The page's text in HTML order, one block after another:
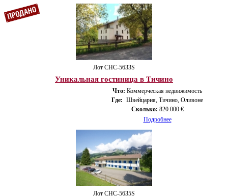
Лот CHС-5633S
Уникальная гостиница в Тичино
Что: Коммерческая недвижимость
Где: Швейцария, Тичино, Оливоне
Сколько: 820.000 €
Подробнее
Лот CHС-5635S